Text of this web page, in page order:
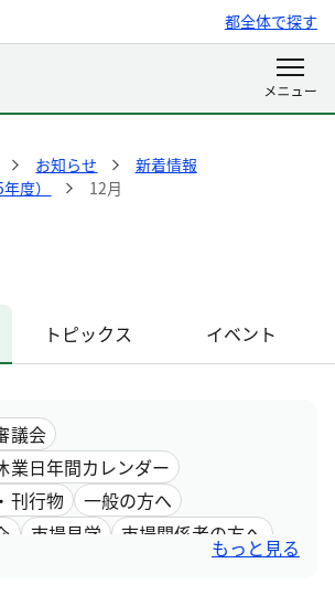
都全体で探す
お知らせ
新着情報
度）
12月
トピックス イベント
議会
業日年間カレンダー
刊行物
一般の方へ
市場見学
市場関係者の方へ
もっと見る